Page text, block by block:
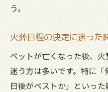
う。
火葬日程の決定に迷った
ペットが亡くなった後、
迷う方は多いです。特に
日後がベストか」といっ